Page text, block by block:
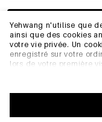
Yehwang n'utilise que
ainsi que des cookies
votre vie privée. Un
enregistré sur votre
lors de votre première
fonctionner
préférences. Ils nous
web.Pour vous assurer
INFORMATIONS